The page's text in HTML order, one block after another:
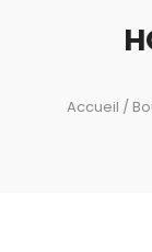
Accueil /